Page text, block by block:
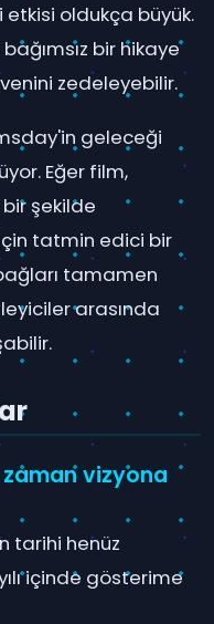
oldukça büyük.
bir hikaye
zedeleyebilir.
geleceği
Eğer film,
şekilde
tatmin edici bir
tamamen
arasında
vizyona
tarihi henüz
içinde gösterime